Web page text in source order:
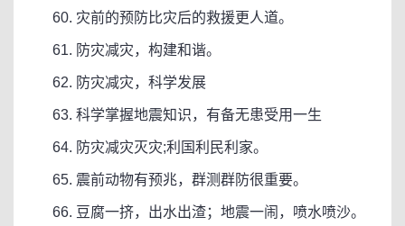
60. 灾前的预防比灾后的救援更人道。
61. 防灾减灾，构建和谐。
62. 防灾减灾，科学发展
63. 科学掌握地震知识，有备无患受用一生
64. 防灾减灾灭灾;利国利民利家。
65. 震前动物有预兆，群测群防很重要。
66. 豆腐一挤，出水出渣；地震一闹，喷水喷沙。